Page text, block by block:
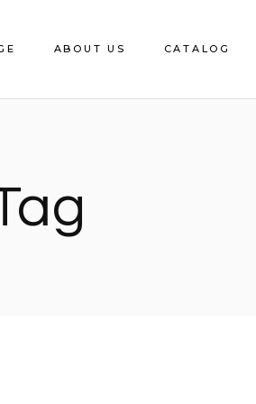
ABOUT US CATALOG